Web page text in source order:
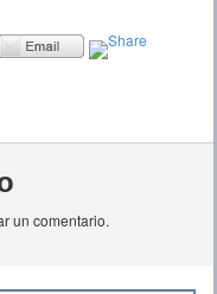
un comentario.